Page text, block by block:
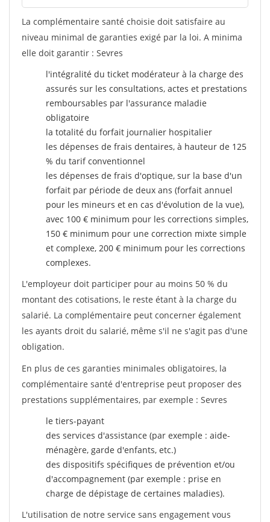
La complémentaire santé choisie doit satisfaire au
niveau minimal de garanties exigé par la loi. A minima
elle doit garantir : Sevres
l'intégralité du ticket modérateur à la charge des
assurés sur les consultations, actes et prestations
remboursables par l'assurance maladie
obligatoire
la totalité du forfait journalier hospitalier
les dépenses de frais dentaires, à hauteur de 125
% du tarif conventionnel
les dépenses de frais d'optique, sur la base d'un
forfait par période de deux ans (forfait annuel
pour les mineurs et en cas d'évolution de la vue),
avec 100 € minimum pour les corrections simples,
150 € minimum pour une correction mixte simple
et complexe, 200 € minimum pour les corrections
complexes.
L'employeur doit participer pour au moins 50 % du
montant des cotisations, le reste étant à la charge du
salarié. La complémentaire peut concerner également
les ayants droit du salarié, même s'il ne s'agit pas d'une
obligation.
En plus de ces garanties minimales obligatoires, la
complémentaire santé d'entreprise peut proposer des
prestations supplémentaires, par exemple : Sevres
le tiers-payant
des services d'assistance (par exemple : aide-
ménagère, garde d'enfants, etc.)
des dispositifs spécifiques de prévention et/ou
d'accompagnement (par exemple : prise en
charge de dépistage de certaines maladies).
L'utilisation de notre service sans engagement vous